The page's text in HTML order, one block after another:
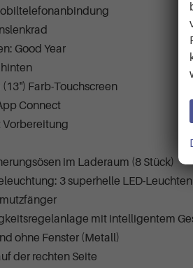
Good Year
Farb-Touchscreen
Connect
Vorbereitung
im Laderaum (8 Stück)
3 superhelle LED-
mit intelligentem
ohne Fenster (Metall)
der rechten Seite